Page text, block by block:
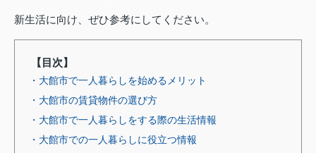
新生活に向け、ぜひ参考にしてください。
【目次】
・大館市で一人暮らしを始めるメリット
・大館市の賃貸物件の選び方
・大館市で一人暮らしをする際の生活情報
・大館市での一人暮らしに役立つ情報